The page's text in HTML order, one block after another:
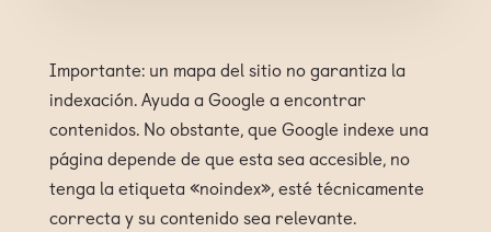
Importante: un mapa del sitio no garantiza la
indexación. Ayuda a Google a encontrar
contenidos. No obstante, que Google indexe una
página depende de que esta sea accesible, no
tenga la etiqueta «noindex», esté técnicamente
correcta y su contenido sea relevante.